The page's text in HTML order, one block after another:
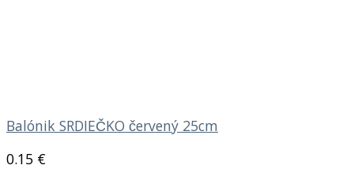
Balónik SRDIEČKO červený 25cm
0.15 €